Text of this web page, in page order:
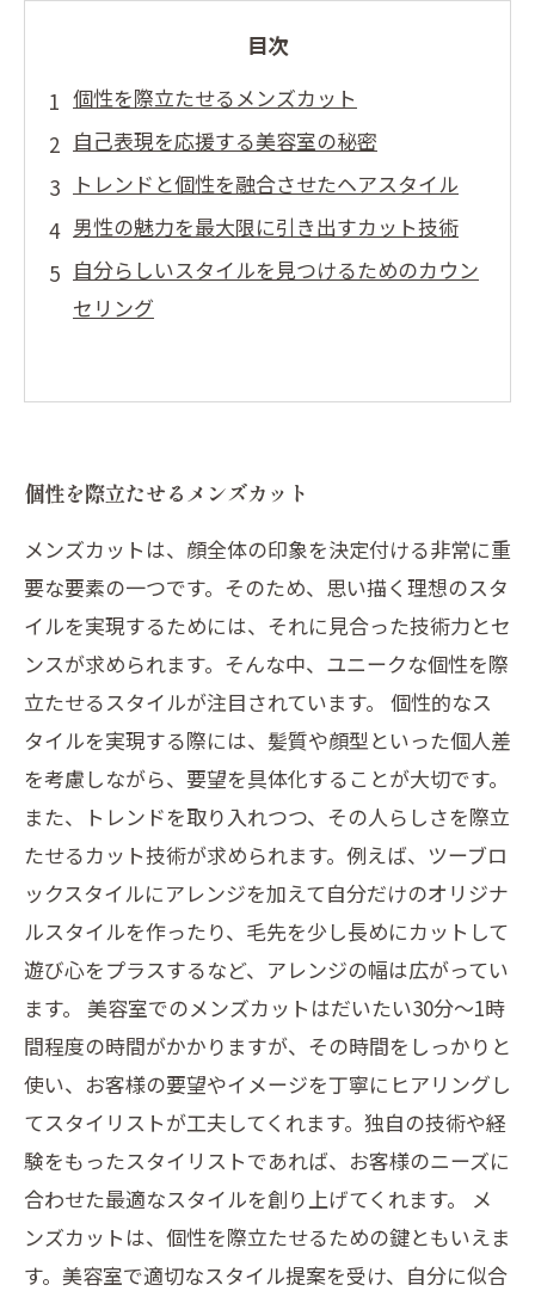
目次
個性を際立たせるメンズカット
自己表現を応援する美容室の秘密
トレンドと個性を融合させたヘアスタイル
男性の魅力を最大限に引き出すカット技術
自分らしいスタイルを見つけるためのカウン
セリング
個性を際立たせるメンズカット
メンズカットは、顔全体の印象を決定付ける非常に重
要な要素の一つです。そのため、思い描く理想のスタ
イルを実現するためには、それに見合った技術力とセ
ンスが求められます。そんな中、ユニークな個性を際
立たせるスタイルが注目されています。 個性的なス
タイルを実現する際には、髪質や顔型といった個人差
を考慮しながら、要望を具体化することが大切です。
また、トレンドを取り入れつつ、その人らしさを際立
たせるカット技術が求められます。例えば、ツーブロ
ックスタイルにアレンジを加えて自分だけのオリジナ
ルスタイルを作ったり、毛先を少し長めにカットして
遊び心をプラスするなど、アレンジの幅は広がってい
ます。 美容室でのメンズカットはだいたい30分〜1時
間程度の時間がかかりますが、その時間をしっかりと
使い、お客様の要望やイメージを丁寧にヒアリングし
てスタイリストが工夫してくれます。独自の技術や経
験をもったスタイリストであれば、お客様のニーズに
合わせた最適なスタイルを創り上げてくれます。 メ
ンズカットは、個性を際立たせるための鍵ともいえま
す。美容室で適切なスタイル提案を受け、自分に似合